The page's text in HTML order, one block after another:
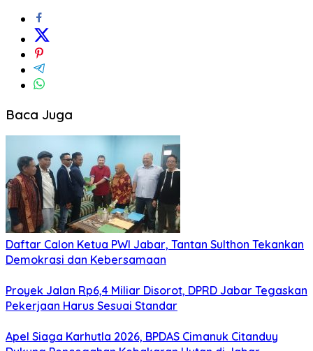
Baca Juga
Daftar Calon Ketua PWI Jabar, Tantan Sulthon Tekankan
Demokrasi dan Kebersamaan
Proyek Jalan Rp6,4 Miliar Disorot, DPRD Jabar Tegaskan
Pekerjaan Harus Sesuai Standar
Apel Siaga Karhutla 2026, BPDAS Cimanuk Citanduy